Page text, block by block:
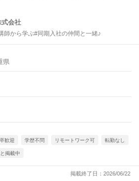
式会社
師から学ぶ#同期入社の仲間と一緒♪
県
歓迎 学歴不問 リモートワーク可 転勤なし
掲載中
掲載終了日：2026/06/22